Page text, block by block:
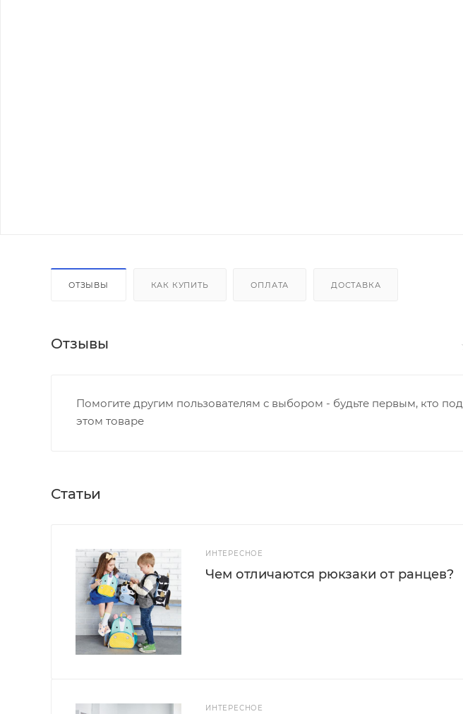
ОТЗЫВЫ КАК КУПИТЬ ОПЛАТА ДОСТАВКА
Отзывы
Помогите другим пользователям с выбором - будьте первым, кто
этом товаре
Статьи
ИНТЕРЕСНОЕ
Чем отличаются рюкзаки от ранцев?
ИНТЕРЕСНОЕ